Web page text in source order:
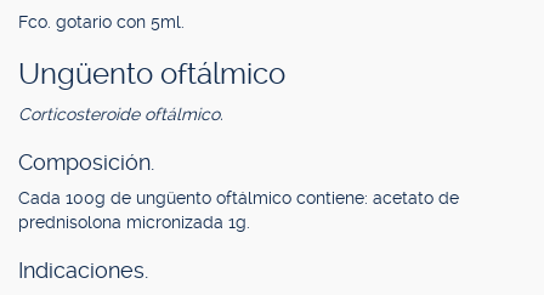
Fco. gotario con 5ml.
Ungüento oftálmico
Corticosteroide oftálmico.
Composición.
Cada 100g de ungüento oftálmico contiene: acetato de
prednisolona micronizada 1g.
Indicaciones.